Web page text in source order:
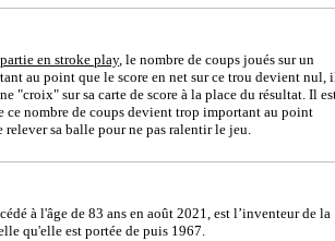
en stroke play, le nombre de coups joués sur un
au point que le score en net sur ce trou devient nul,
"croix" sur sa carte de score à la place du résultat. Il
ce nombre de coups devient trop important au point
relever sa balle pour ne pas ralentir le jeu.
à l'âge de 83 ans en août 2021, est l’inventeur de la
qu'elle est portée de puis 1967.